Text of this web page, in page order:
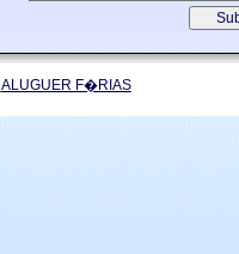
ALUGUER F�RIAS